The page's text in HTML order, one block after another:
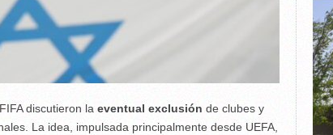
discutieron la eventual exclusión de clubes y
La idea, impulsada principalmente desde UEFA,